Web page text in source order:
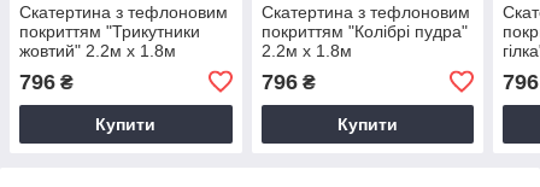
Скатертина з тефлоновим
покриттям "Трикутники
жовтий" 2.2м х 1.8м
796 ₴
Купити
Скатертина з тефлоновим
покриттям "Колібрі пудра"
2.2м х 1.8м
796₴
Купити
796